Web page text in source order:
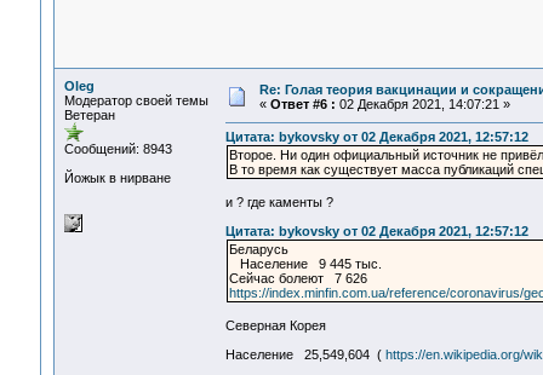
Oleg
Модератор своей темы
Ветеран
Сообщений: 8943
Йожык в нирване
Re: Голая теория вакцинации и
« Ответ #6 : 02 Декабря 2021, 14:07:21 »
Цитата: bykovsky от 02 Декабря 2021, 12:57:12
Второе. Ни один официальный источник не
В то время как существует масса публикаций
и ? где каменты ?
Цитата: bykovsky от 02 Декабря 2021, 12:57:12
Беларусь
Население 9 445 тыс.
Сейчас болеют 7 626
https://index.minfin.com.ua/reference/coronavirus/
Северная Корея
Население 25,549,604 ( https://en.wikipedia.org/